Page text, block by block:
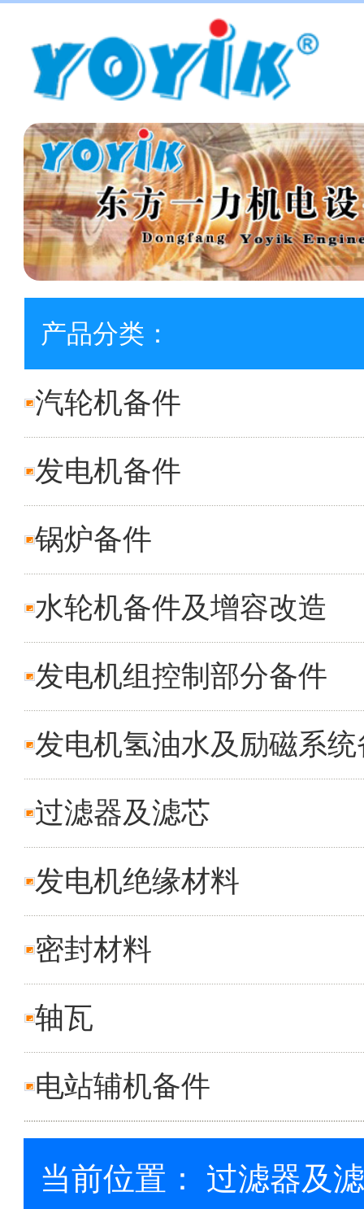
产品分类：
汽轮机备件
发电机备件
锅炉备件
水轮机备件及增容改造
发电机组控制部分备件
发电机氢油水及励磁系统
过滤器及滤芯
发电机绝缘材料
密封材料
轴瓦
电站辅机备件
当前位置： 过滤器及